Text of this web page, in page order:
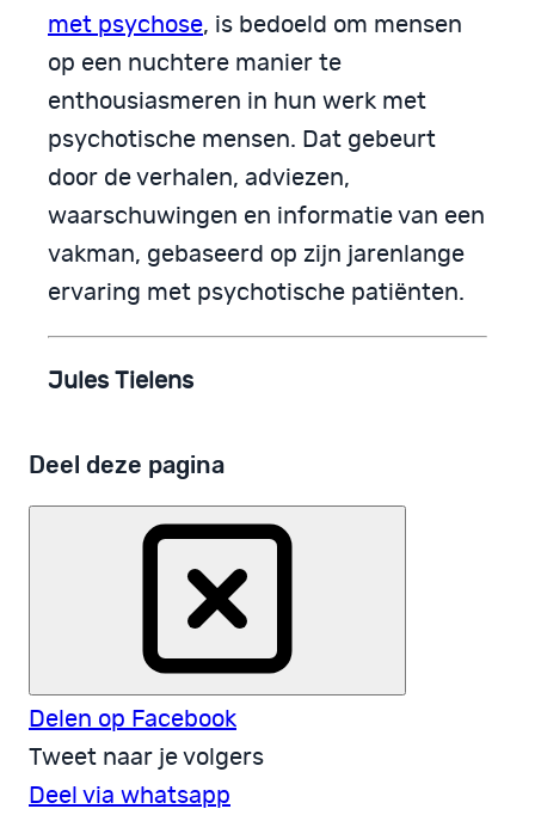
met psychose, is bedoeld om mensen
op een nuchtere manier te
enthousiasmeren in hun werk met
psychotische mensen. Dat gebeurt
door de verhalen, adviezen,
waarschuwingen en informatie van een
vakman, gebaseerd op zijn jarenlange
ervaring met psychotische patiënten.
Jules Tielens
Deel deze pagina
Delen op Facebook
Tweet naar je volgers
Deel via whatsapp